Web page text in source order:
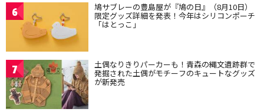
6 鳩サブレーの豊島屋が『鳩の日』（8月10日）
限定グッズ詳細を発表！今年はシリコンポーチ
「はとっこ」
7 土偶なりきりパーカーも！青森の縄文遺跡群で
発掘された土偶がモチーフのキュートなグッズ
が新発売